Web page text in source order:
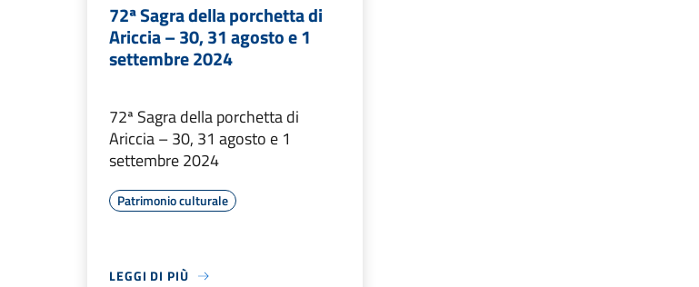
72ª Sagra della porchetta di
Ariccia – 30, 31 agosto e 1
settembre 2024
72ª Sagra della porchetta di
Ariccia – 30, 31 agosto e 1
settembre 2024
Patrimonio culturale
LEGGI DI PIÙ